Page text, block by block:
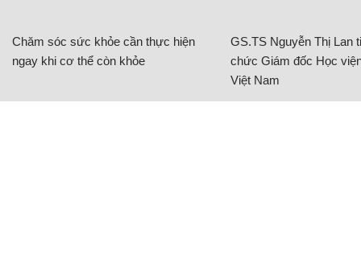
Chăm sóc sức khỏe cần thực hiện
ngay khi cơ thể còn khỏe
GS.TS Nguyễn Thị Lan
chức Giám đốc Học
Việt Nam